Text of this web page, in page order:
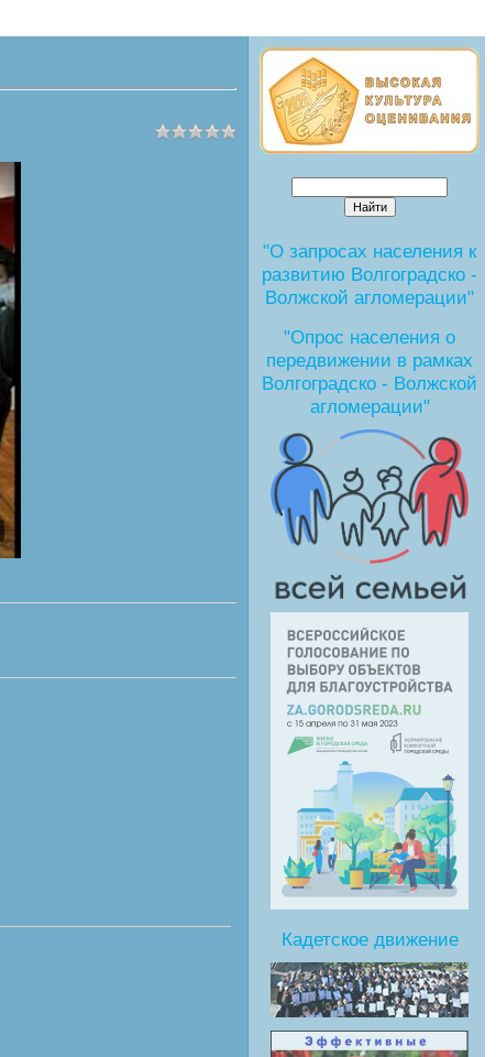
"О запросах населения к
развитию Волгоградско -
Волжской агломерации"
"Опрос населения о
передвижении в рамках
Волгоградско - Волжской
агломерации"
Кадетское движение